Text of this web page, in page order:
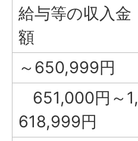
給与等の収入金
額
～650,999円
651,000円～1,
618,999円